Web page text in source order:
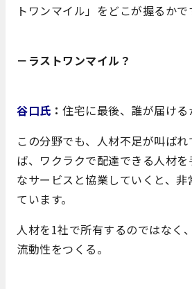
トワンマイル」をどこが握るかで
－ラストワンマイル？
谷口氏 ： 住宅に最後、誰が届ける
この分野でも、人材不足が叫ば
ば、ワクラクで配達できる人材
なサービスと協業していくと、
ています。
人材を1社で所有するのではなく
流動性をつくる。